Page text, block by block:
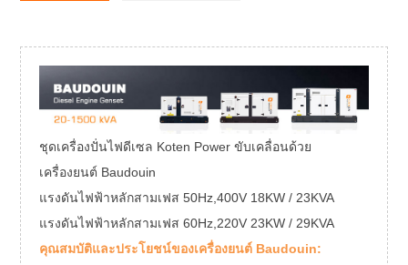
ชุดเครื่องปั่นไฟดีเซล Koten Power ขับเคลื่อนด้วย
เครื่องยนต์ Baudouin
แรงดันไฟฟ้าหลักสามเฟส 50Hz,400V 18KW / 23KVA
แรงดันไฟฟ้าหลักสามเฟส 60Hz,220V 23KW / 29KVA
คุณสมบัติและประโยชน์ของเครื่องยนต์ Baudouin: